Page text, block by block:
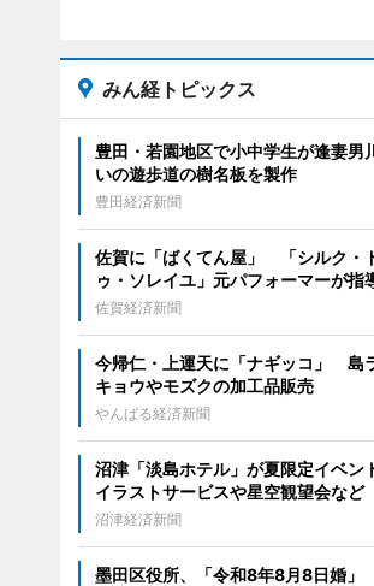
みん経トピックス
豊田・若園地区で小中学生が逢妻男
いの遊歩道の樹名板を製作
豊田経済新聞
佐賀に「ばくてん屋」 「シルク・
ゥ・ソレイユ」元パフォーマーが指
佐賀経済新聞
今帰仁・上運天に「ナギッコ」 島
キョウやモズクの加工品販売
やんばる経済新聞
沼津「淡島ホテル」が夏限定イベン
イラストサービスや星空観望会など
沼津経済新聞
墨田区役所、「令和8年8月8日婚」